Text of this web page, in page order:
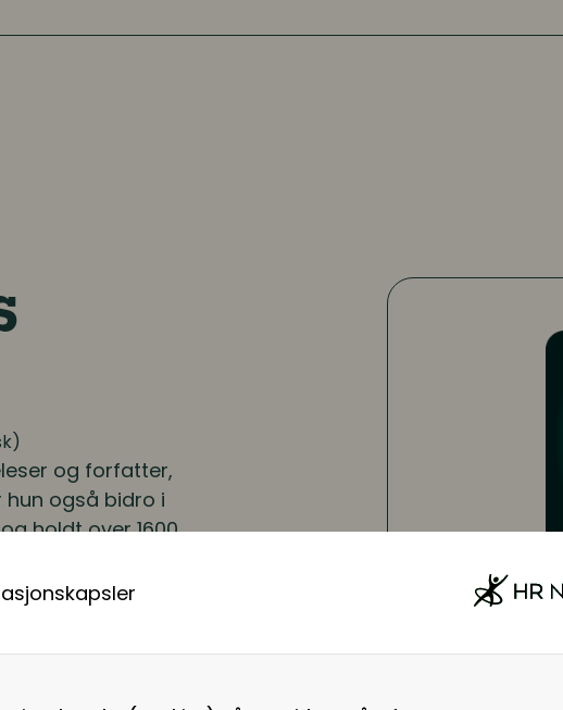
og forfatter,
også bidro i
holdt over 1600
lærer og
ble hun hedret
å spre kunnskap
til hva som